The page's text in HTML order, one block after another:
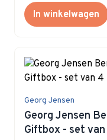
In winkelwagen
Georg Jensen
Georg Jensen
Giftbox - set